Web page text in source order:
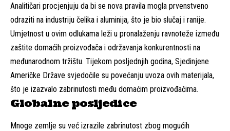
Analitičari procjenjuju da bi se nova pravila mogla prvenstveno
odraziti na industriju čelika i aluminija, što je bio slučaj i ranije.
Umjetnost u ovim odlukama leži u pronalaženju ravnoteže između
zaštite domaćih proizvođača i održavanja konkurentnosti na
međunarodnom tržištu. Tijekom posljednjih godina, Sjedinjene
Američke Države svjedočile su povećanju uvoza ovih materijala,
što je izazvalo zabrinutosti među domaćim proizvođačima.
Globalne posljedice
Mnoge zemlje su već izrazile zabrinutost zbog mogućih